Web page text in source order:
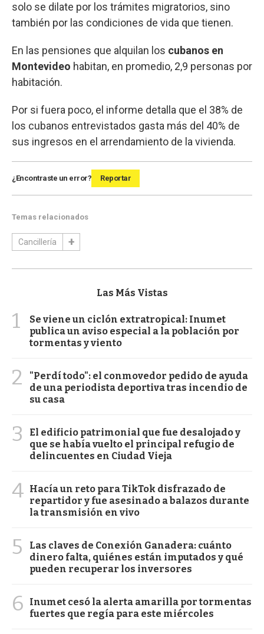
solo se dilate por los trámites migratorios, sino
también por las condiciones de vida que tienen.
En las pensiones que alquilan los cubanos en
Montevideo habitan, en promedio, 2,9 personas por
habitación.
Por si fuera poco, el informe detalla que el 38% de
los cubanos entrevistados gasta más del 40% de
sus ingresos en el arrendamiento de la vivienda.
¿Encontraste un error? Reportar
Temas relacionados
Cancillería
Las Más Vistas
1
Se viene un ciclón extratropical: Inumet
publica un aviso especial a la población por
tormentas y viento
2
"Perdí todo": el conmovedor pedido de ayuda
de una periodista deportiva tras incendio de
su casa
3
El edificio patrimonial que fue desalojado y
que se había vuelto el principal refugio de
delincuentes en Ciudad Vieja
4 Hacía un reto para TikTok disfrazado de
repartidor y fue asesinado a balazos durante
la transmisión en vivo
5
Las claves de Conexión Ganadera: cuánto
dinero falta, quiénes están imputados y qué
pueden recuperar los inversores
6
Inumet cesó la alerta amarilla por tormentas
fuertes que regía para este miércoles